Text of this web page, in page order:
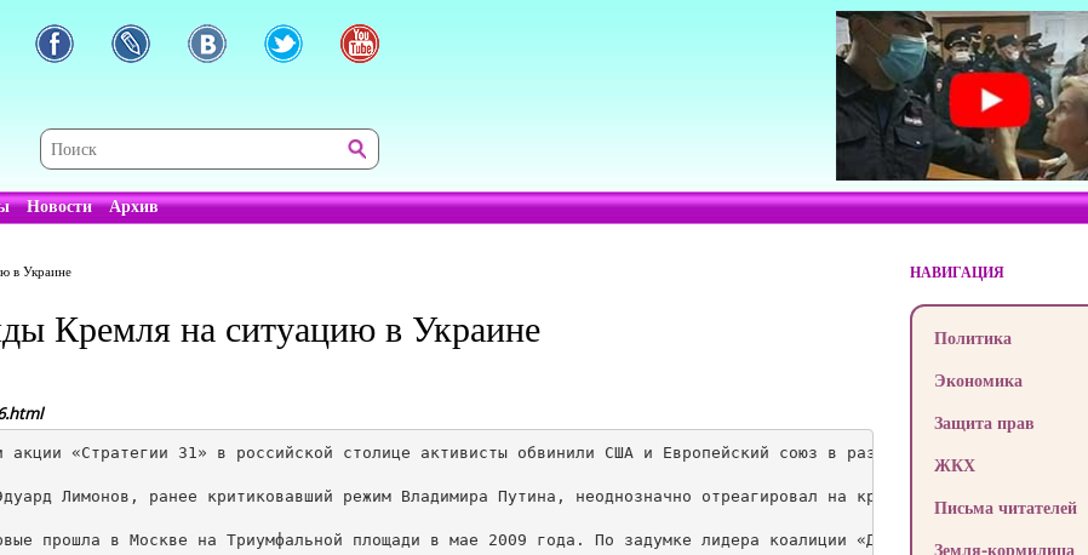
Новости Архив
в Украине
Кремля на ситуацию в Украине
«Стратегии 31» в российской столице активисты обвинили США и Европейский союз в развязывании войны в
Лимонов, ранее критиковавший режим Владимира Путина, неоднозначно отреагировал на кризис в Украине.
прошла в Москве на Триумфальной площади в мае 2009 года. По задумке лидера коалиции «Другая Россия»
НАВИГАЦИЯ
Политика
Экономика
Защита прав
ЖКХ
Письма читателей
Земля-кормилица